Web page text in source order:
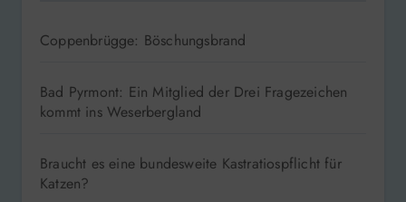
Coppenbrügge: Böschungsbrand
Bad Pyrmont: Ein Mitglied der Drei Fragezeichen
kommt ins Weserbergland
Braucht es eine bundesweite Kastratiospflicht für
Katzen?